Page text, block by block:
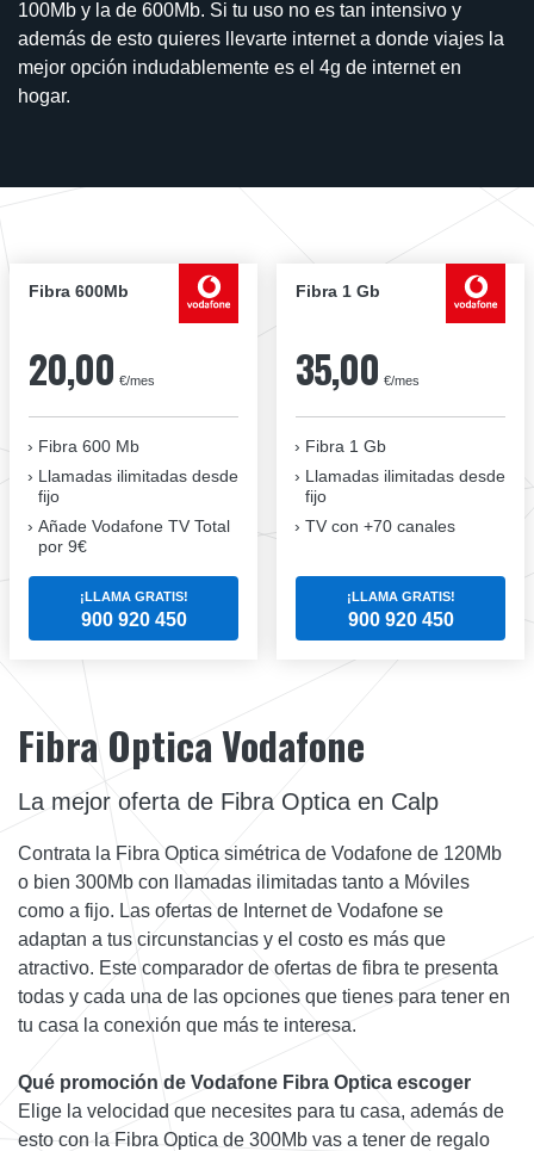
100Mb y la de 600Mb. Si tu uso no es tan intensivo y
además de esto quieres llevarte internet a donde viajes la
mejor opción indudablemente es el 4g de internet en
hogar.
Fibra 600Mb
20,00 €/mes
Fibra 600 Mb
Llamadas ilimitadas desde
fijo
Añade Vodafone TV Total
por 9€
¡LLAMA GRATIS!
900 920 450
Fibra 1 Gb
35,00 €/mes
Fibra 1 Gb
Llamadas ilimitadas desde
fijo
TV con +70 canales
¡LLAMA GRATIS!
900 920 450
Fibra Optica Vodafone
La mejor oferta de Fibra Optica en Calp
Contrata la Fibra Optica simétrica de Vodafone de 120Mb
o bien 300Mb con llamadas ilimitadas tanto a Móviles
como a fijo. Las ofertas de Internet de Vodafone se
adaptan a tus circunstancias y el costo es más que
atractivo. Este comparador de ofertas de fibra te presenta
todas y cada una de las opciones que tienes para tener en
tu casa la conexión que más te interesa.
Qué promoción de Vodafone Fibra Optica escoger
Elige la velocidad que necesites para tu casa, además de
esto con la Fibra Optica de 300Mb vas a tener de regalo